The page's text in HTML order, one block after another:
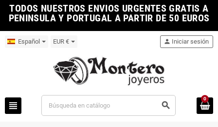
TODOS NUESTROS ENVIOS URGENTES GRATIS A
PENINSULA Y PORTUGAL A PARTIR DE 50 EUROS
Español EUR €
view_headline search
person Iniciar sesión
0